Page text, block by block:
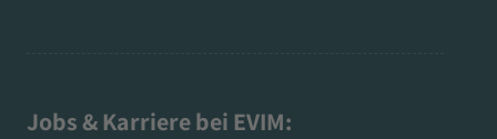
Jobs & Karriere bei EVIM: